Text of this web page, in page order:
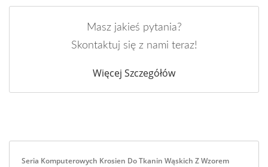
Masz jakieś pytania?
Skontaktuj się z nami teraz!
Więcej Szczegółów
Seria Komputerowych Krosien Do Tkanin Wąskich Z Wzorem